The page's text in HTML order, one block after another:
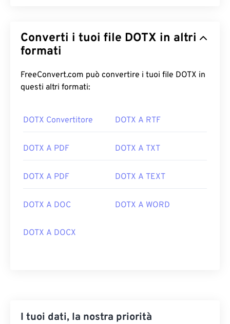
Converti i tuoi file DOTX in altri
formati
FreeConvert.com può convertire i tuoi file DOTX in
questi altri formati:
DOTX Convertitore DOTX A RTF
DOTX A PDF DOTX A TXT
DOTX A PDF DOTX A TEXT
DOTX A DOC DOTX A WORD
DOTX A DOCX
I tuoi dati, la nostra priorità